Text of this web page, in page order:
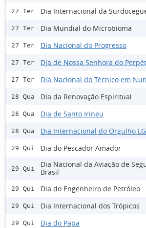
27 Ter Dia Internacional da
27 Ter Dia Mundial do Microbioma
27 Ter Dia Nacional do Progresso
27 Ter Dia de Nossa Senhora do
27 Ter Dia Nacional do Técnico em
28 Qua Dia da Renovação Espiritual
28 Qua Dia de Santo Irineu
28 Qua Dia Internacional do Orgulho
29 Qui Dia do Pescador Amador
29 Qui
Dia Nacional da Aviação de
Brasil
29 Qui Dia do Engenheiro de Petróleo
29 Qui Dia Internacional dos Trópicos
29 Qui Dia do Papa